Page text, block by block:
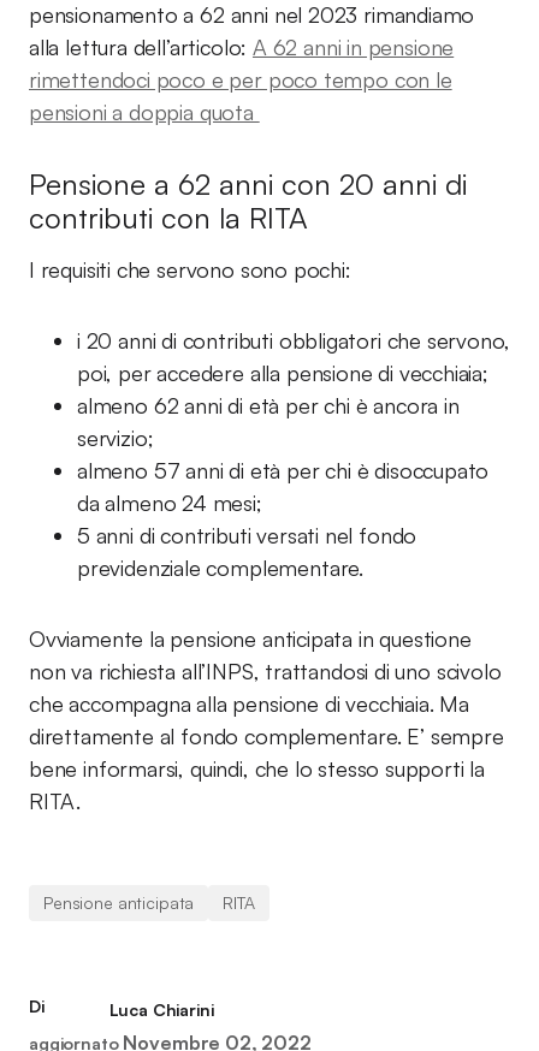
pensionamento a 62 anni nel 2023 rimandiamo
alla lettura dell’articolo: A 62 anni in pensione
rimettendoci poco e per poco tempo con le
pensioni a doppia quota
Pensione a 62 anni con 20 anni di
contributi con la RITA
I requisiti che servono sono pochi:
i 20 anni di contributi obbligatori che servono,
poi, per accedere alla pensione di vecchiaia;
almeno 62 anni di età per chi è ancora in
servizio;
almeno 57 anni di età per chi è disoccupato
da almeno 24 mesi;
5 anni di contributi versati nel fondo
previdenziale complementare.
Ovviamente la pensione anticipata in questione
non va richiesta all’INPS, trattandosi di uno scivolo
che accompagna alla pensione di vecchiaia. Ma
direttamente al fondo complementare. E’ sempre
bene informarsi, quindi, che lo stesso supporti la
RITA.
Pensione anticipata RITA
Di
Luca Chiarini
aggiornato Novembre 02, 2022